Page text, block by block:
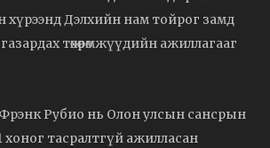
хүрээнд Дэлхийн нам тойрог замд
төхөөрөмжүүдийн ажиллагааг
Рубио нь Олон улсын сансрын
хоног тасралтгүй ажилласан